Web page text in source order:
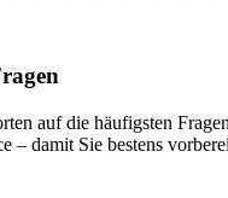
auf die häufigsten
– damit Sie bestens